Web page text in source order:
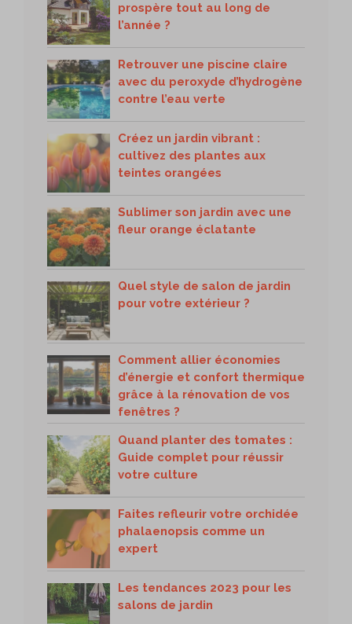
prospère tout au long de
l’année ?
Retrouver une piscine claire
avec du peroxyde d’hydrogène
contre l’eau verte
Créez un jardin vibrant :
cultivez des plantes aux
teintes orangées
Sublimer son jardin avec une
fleur orange éclatante
Quel style de salon de jardin
pour votre extérieur ?
Comment allier économies
d’énergie et confort thermique
grâce à la rénovation de vos
fenêtres ?
Quand planter des tomates :
Guide complet pour réussir
votre culture
Faites refleurir votre orchidée
phalaenopsis comme un
expert
Les tendances 2023 pour les
salons de jardin